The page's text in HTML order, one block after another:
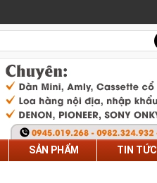
SẢN PHẨM TIN TỨC